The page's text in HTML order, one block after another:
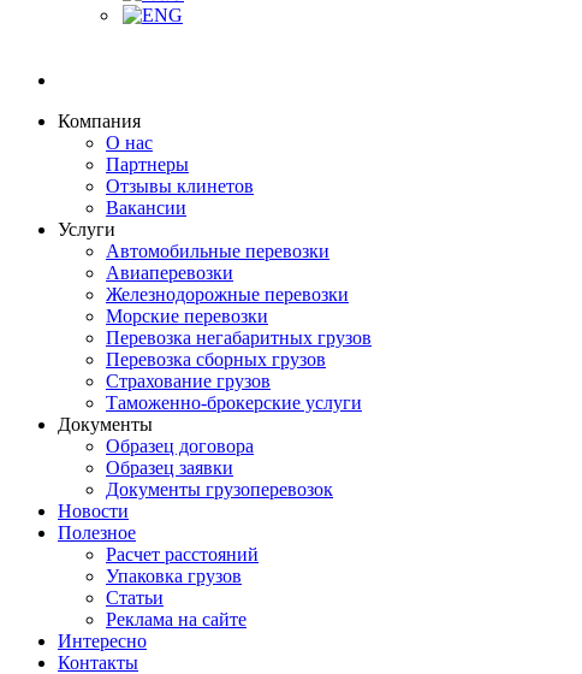
Компания
О нас
Партнеры
Отзывы клинетов
Вакансии
Услуги
Автомобильные перевозки
Авиаперевозки
Железнодорожные перевозки
Морские перевозки
Перевозка негабаритных грузов
Перевозка сборных грузов
Страхование грузов
Таможенно-брокерские услуги
Документы
Образец договора
Образец заявки
Документы грузоперевозок
Новости
Полезное
Расчет расстояний
Упаковка грузов
Статьи
Реклама на сайте
Интересно
Контакты